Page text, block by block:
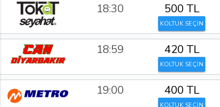
18:30 500 TL
KOLTUK SEÇİN
18:59 420 TL
KOLTUK SEÇİN
19:00 400 TL
KOLTUK SEÇİN